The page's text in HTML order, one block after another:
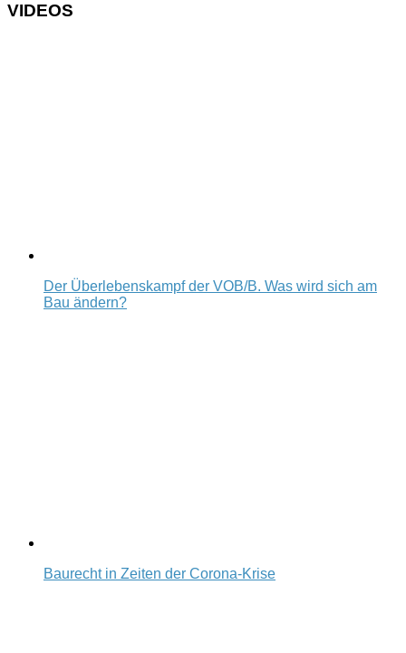
VIDEOS
Der Überlebenskampf der VOB/B. Was wird sich am
Bau ändern?
Baurecht in Zeiten der Corona-Krise